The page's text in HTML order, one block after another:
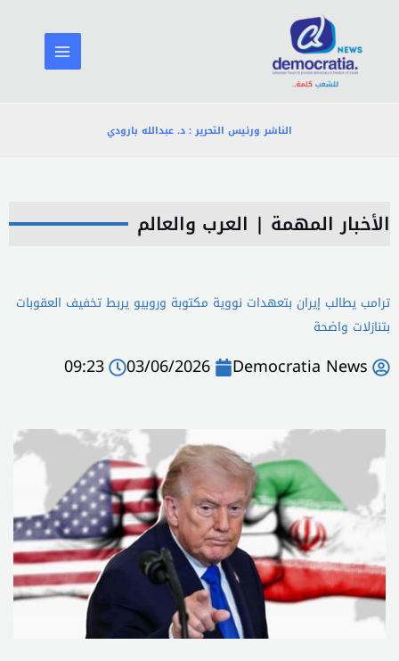
المحتوى
الناشر ورئيس التحرير : د. عبدالله بارودي
الأخبار المهمة | العرب والعالم
ترامب يطالب إيران بتعهدات نووية مكتوبة وروبيو يربط تخفيف العقوبات
بتنازلات واضحة
Democratia News
03/06/2026
09:23